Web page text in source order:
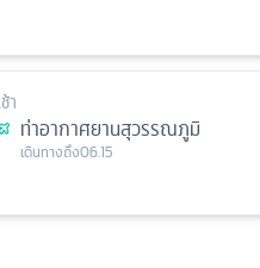
า
ท่าอากาศยานสุวรรณภูมิ
เดินทางถึง06.15